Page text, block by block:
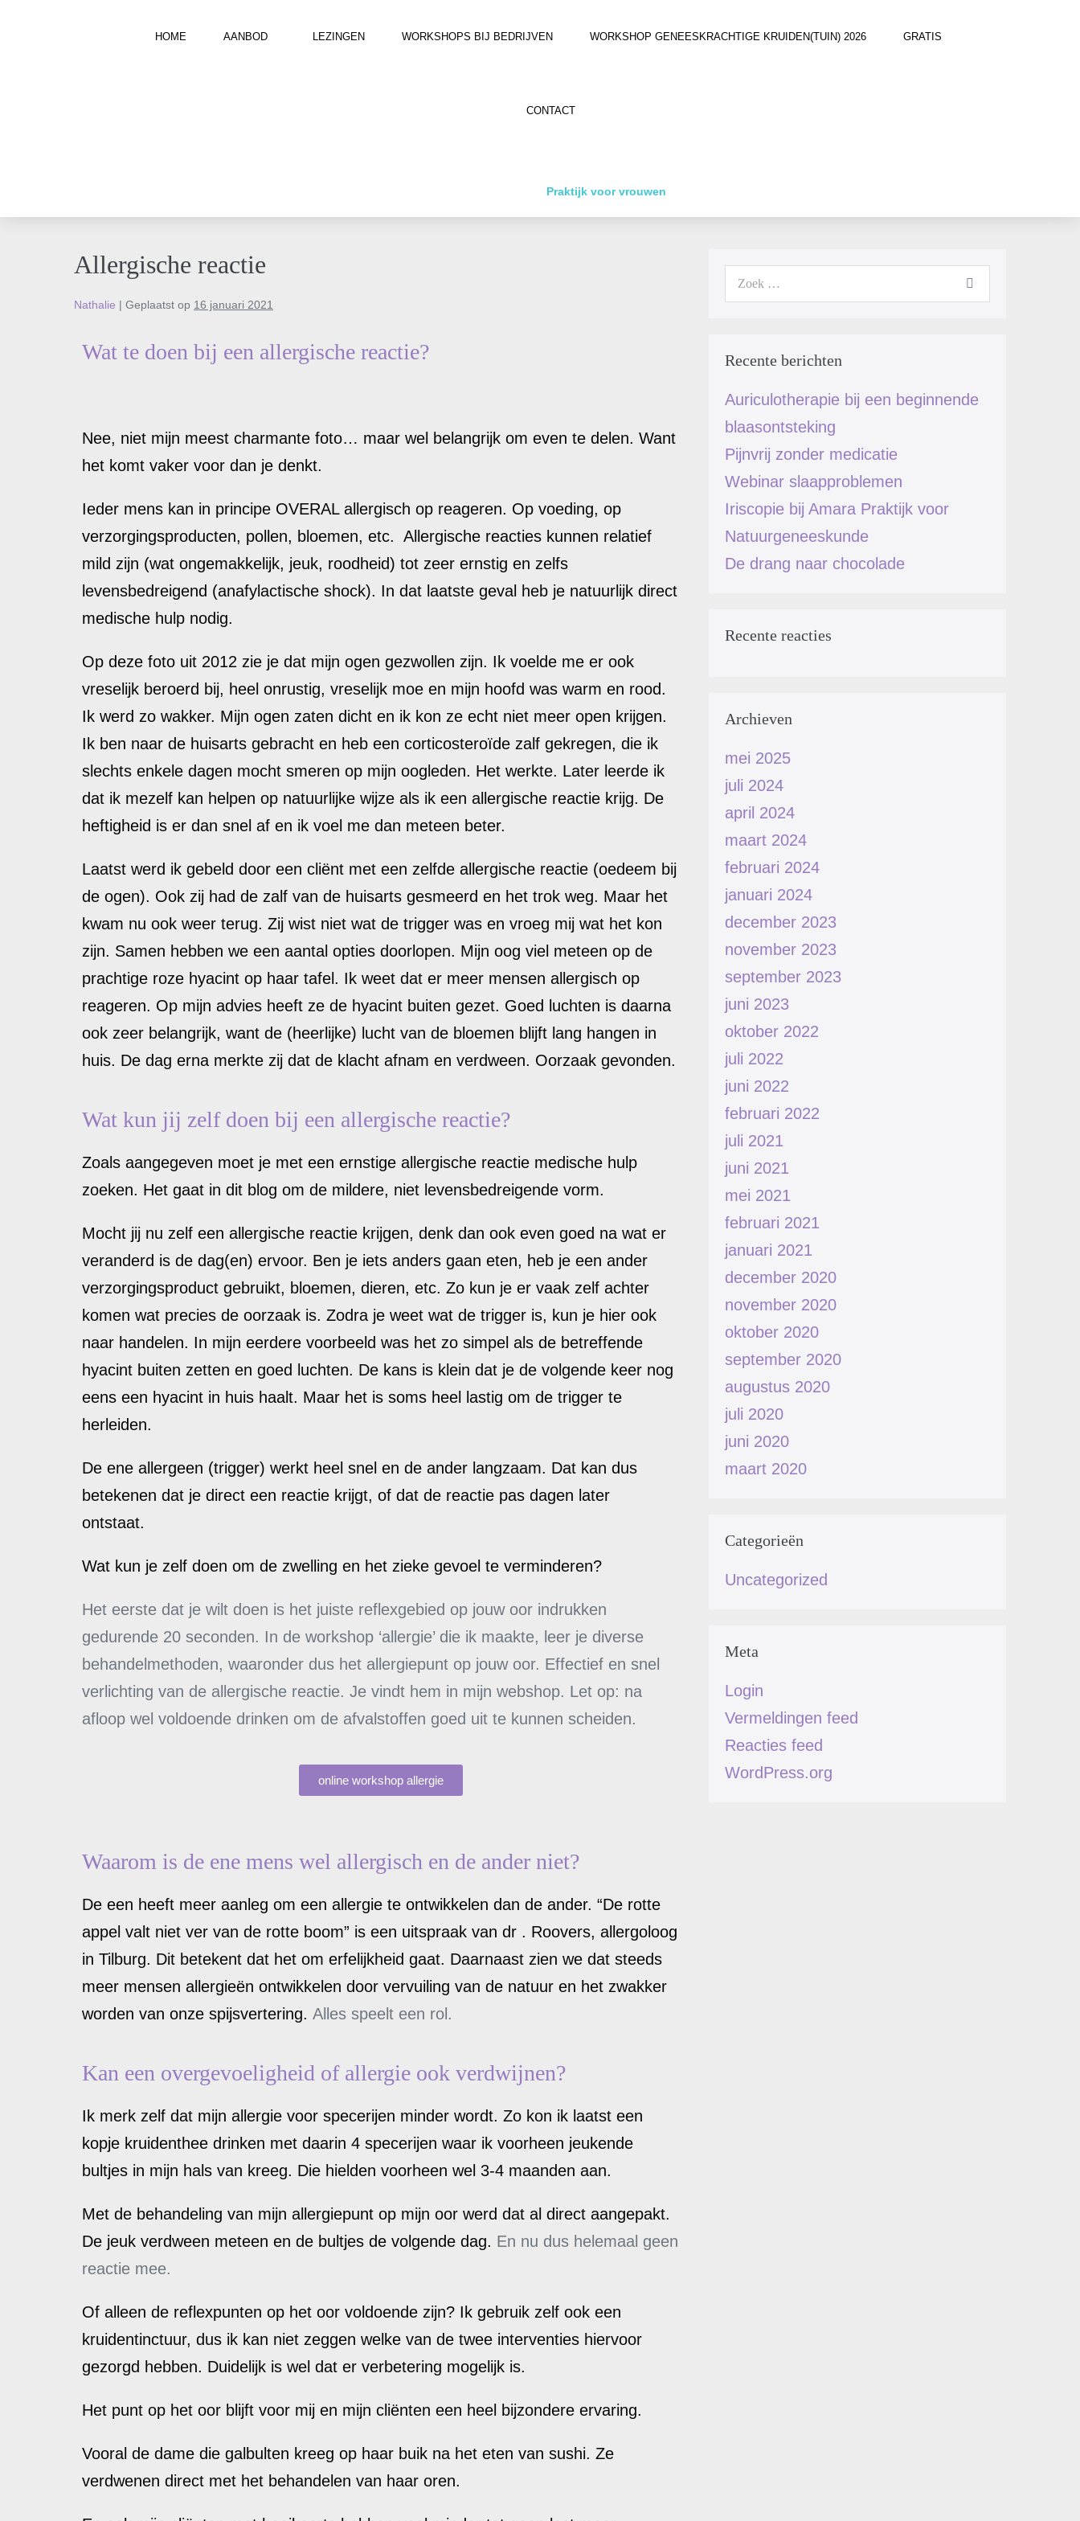
HOME AANBOD LEZINGEN WORKSHOPS BIJ BEDRIJVEN WORKSHOP GENEESKRACHTIGE KRUIDEN(TUIN) 2026 GRATIS
CONTACT
Praktijk voor vrouwen
Allergische reactie
Nathalie | Geplaatst op 16 januari 2021
Wat te doen bij een allergische reactie?
Nee, niet mijn meest charmante foto… maar wel belangrijk om even te delen. Want
het komt vaker voor dan je denkt.
Ieder mens kan in principe OVERAL allergisch op reageren. Op voeding, op
verzorgingsproducten, pollen, bloemen, etc. Allergische reacties kunnen relatief
mild zijn (wat ongemakkelijk, jeuk, roodheid) tot zeer ernstig en zelfs
levensbedreigend (anafylactische shock). In dat laatste geval heb je natuurlijk direct
medische hulp nodig.
Op deze foto uit 2012 zie je dat mijn ogen gezwollen zijn. Ik voelde me er ook
vreselijk beroerd bij, heel onrustig, vreselijk moe en mijn hoofd was warm en rood.
Ik werd zo wakker. Mijn ogen zaten dicht en ik kon ze echt niet meer open krijgen.
Ik ben naar de huisarts gebracht en heb een corticosteroïde zalf gekregen, die ik
slechts enkele dagen mocht smeren op mijn oogleden. Het werkte. Later leerde ik
dat ik mezelf kan helpen op natuurlijke wijze als ik een allergische reactie krijg. De
heftigheid is er dan snel af en ik voel me dan meteen beter.
Laatst werd ik gebeld door een cliënt met een zelfde allergische reactie (oedeem bij
de ogen). Ook zij had de zalf van de huisarts gesmeerd en het trok weg. Maar het
kwam nu ook weer terug. Zij wist niet wat de trigger was en vroeg mij wat het kon
zijn. Samen hebben we een aantal opties doorlopen. Mijn oog viel meteen op de
prachtige roze hyacint op haar tafel. Ik weet dat er meer mensen allergisch op
reageren. Op mijn advies heeft ze de hyacint buiten gezet. Goed luchten is daarna
ook zeer belangrijk, want de (heerlijke) lucht van de bloemen blijft lang hangen in
huis. De dag erna merkte zij dat de klacht afnam en verdween. Oorzaak gevonden.
Wat kun jij zelf doen bij een allergische reactie?
Zoals aangegeven moet je met een ernstige allergische reactie medische hulp
zoeken. Het gaat in dit blog om de mildere, niet levensbedreigende vorm.
Mocht jij nu zelf een allergische reactie krijgen, denk dan ook even goed na wat er
veranderd is de dag(en) ervoor. Ben je iets anders gaan eten, heb je een ander
verzorgingsproduct gebruikt, bloemen, dieren, etc. Zo kun je er vaak zelf achter
komen wat precies de oorzaak is. Zodra je weet wat de trigger is, kun je hier ook
naar handelen. In mijn eerdere voorbeeld was het zo simpel als de betreffende
hyacint buiten zetten en goed luchten. De kans is klein dat je de volgende keer nog
eens een hyacint in huis haalt. Maar het is soms heel lastig om de trigger te
herleiden.
De ene allergeen (trigger) werkt heel snel en de ander langzaam. Dat kan dus
betekenen dat je direct een reactie krijgt, of dat de reactie pas dagen later
ontstaat.
Wat kun je zelf doen om de zwelling en het zieke gevoel te verminderen?
Het eerste dat je wilt doen is het juiste reflexgebied op jouw oor indrukken
gedurende 20 seconden. In de workshop ‘allergie’ die ik maakte, leer je diverse
behandelmethoden, waaronder dus het allergiepunt op jouw oor. Effectief en snel
verlichting van de allergische reactie. Je vindt hem in mijn webshop. Let op: na
afloop wel voldoende drinken om de afvalstoffen goed uit te kunnen scheiden.
online workshop allergie
Waarom is de ene mens wel allergisch en de ander niet?
De een heeft meer aanleg om een allergie te ontwikkelen dan de ander. “De rotte
appel valt niet ver van de rotte boom” is een uitspraak van dr . Roovers, allergoloog
in Tilburg. Dit betekent dat het om erfelijkheid gaat. Daarnaast zien we dat steeds
meer mensen allergieën ontwikkelen door vervuiling van de natuur en het zwakker
worden van onze spijsvertering. Alles speelt een rol.
Kan een overgevoeligheid of allergie ook verdwijnen?
Ik merk zelf dat mijn allergie voor specerijen minder wordt. Zo kon ik laatst een
kopje kruidenthee drinken met daarin 4 specerijen waar ik voorheen jeukende
bultjes in mijn hals van kreeg. Die hielden voorheen wel 3-4 maanden aan.
Met de behandeling van mijn allergiepunt op mijn oor werd dat al direct aangepakt.
De jeuk verdween meteen en de bultjes de volgende dag. En nu dus helemaal geen
reactie mee.
Of alleen de reflexpunten op het oor voldoende zijn? Ik gebruik zelf ook een
kruidentinctuur, dus ik kan niet zeggen welke van de twee interventies hiervoor
gezorgd hebben. Duidelijk is wel dat er verbetering mogelijk is.
Het punt op het oor blijft voor mij en mijn cliënten een heel bijzondere ervaring.
Vooral de dame die galbulten kreeg op haar buik na het eten van sushi. Ze
verdwenen direct met het behandelen van haar oren.
Recente berichten
Auriculotherapie bij een beginnende
blaasontsteking
Pijnvrij zonder medicatie
Webinar slaapproblemen
Iriscopie bij Amara Praktijk voor
Natuurgeneeskunde
De drang naar chocolade
Recente reacties
Archieven
mei 2025
juli 2024
april 2024
maart 2024
februari 2024
januari 2024
december 2023
november 2023
september 2023
juni 2023
oktober 2022
juli 2022
juni 2022
februari 2022
juli 2021
juni 2021
mei 2021
februari 2021
januari 2021
december 2020
november 2020
oktober 2020
september 2020
augustus 2020
juli 2020
juni 2020
maart 2020
Categorieën
Uncategorized
Meta
Login
Vermeldingen feed
Reacties feed
WordPress.org